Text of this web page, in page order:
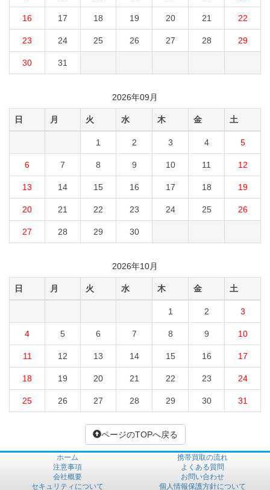
16 17 18 19 20 21 22
23 24 25 26 27 28 29
30 31
2026年09月
日 月 火 水 木 金 土
1 2 3 4 5
6 7 8 9 10 11 12
13 14 15 16 17 18 19
20 21 22 23 24 25 26
27 28 29 30
2026年10月
日 月 火 水 木 金 土
1 2 3
4 5 6 7 8 9 10
11 12 13 14 15 16 17
18 19 20 21 22 23 24
25 26 27 28 29 30 31
ページのTOPへ戻る
ホーム
携帯買取の流れ
注意事項
よくある質問
会社概要
お問い合わせ
セキュリティについて
個人情報保護方針について